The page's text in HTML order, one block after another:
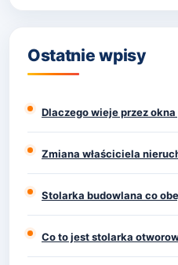
Ostatnie wpisy
Dlaczego wieje przez
Zmiana właściciela
Stolarka budowlana co
Co to jest stolarka